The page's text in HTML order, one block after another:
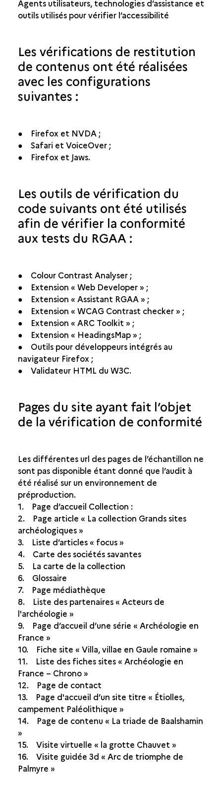
Agents utilisateurs, technologies d’assistance et
outils utilisés pour vérifier l’accessibilité
Les vérifications de restitution
de contenus ont été réalisées
avec les configurations
suivantes :
● Firefox et NVDA ;
● Safari et VoiceOver ;
● Firefox et Jaws.
Les outils de vérification du
code suivants ont été utilisés
afin de vérifier la conformité
aux tests du RGAA :
● Colour Contrast Analyser ;
● Extension « Web Developer » ;
● Extension « Assistant RGAA » ;
● Extension « WCAG Contrast checker » ;
● Extension « ARC Toolkit » ;
● Extension « HeadingsMap » ;
● Outils pour développeurs intégrés au
navigateur Firefox ;
● Validateur HTML du W3C.
Pages du site ayant fait l’objet
de la vérification de conformité
Les différentes url des pages de l’échantillon ne
sont pas disponible étant donné que l’audit à
été réalisé sur un environnement de
préproduction.
1. Page d’accueil Collection :
2. Page article « La collection Grands sites
archéologiques »
3. Liste d’articles « focus »
4. Carte des sociétés savantes
5. La carte de la collection
6. Glossaire
7. Page médiathèque
8. Liste des partenaires « Acteurs de
l'archéologie »
9. Page d’accueil d’une série « Archéologie en
France »
10. Fiche site « Villa, villae en Gaule romaine »
11. Liste des fiches sites « Archéologie en
France – Chrono »
12. Page de contact
13. Page d'accueil d’un site titre « Étiolles,
campement Paléolithique »
14. Page de contenu « La triade de Baalshamin
»
15. Visite virtuelle « la grotte Chauvet »
16. Visite guidée 3d « Arc de triomphe de
Palmyre »